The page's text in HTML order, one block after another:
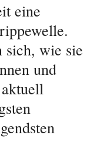
eine
sich, wie sie
und